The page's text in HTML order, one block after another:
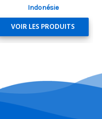
Indonésie
VOIR LES PRODUITS